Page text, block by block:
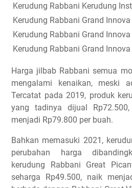
Kerudung Rabbani Kerudung
Kerudung Rabbani Grand
Kerudung Rabbani Grand
Kerudung Rabbani Grand
Harga jilbab Rabbani semua
mengalami kenaikan, meski
Tercatat pada 2019, produk
yang tadinya dijual
menjadi Rp79.800 per buah.
Bahkan memasuki 2021,
perubahan harga
kerudung Rabbani Great
seharga Rp49.500, naik